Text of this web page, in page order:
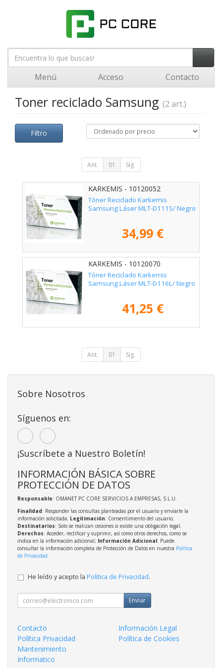
Menú Acceso Contacto
Toner reciclado Samsung (2 art.)
Filtro
Ant. 01 Sig.
KARKEMIS - 10120052
Tóner Reciclado Karkemis
Samsung Láser MLT-D111S/ Negro
34,99 €
KARKEMIS - 10120070
Tóner Reciclado Karkemis
Samsung Láser MLT-D116L/ Negro
41,25 €
Ant. 01 Sig.
Sobre Nosotros
Síguenos en:
¡Suscríbete a Nuestro Boletín!
INFORMACIÓN BÁSICA SOBRE
PROTECCIÓN DE DATOS
Responsable: OMANET PC CORE SERVICIOS A EMPRESAS, S.L.U.
Finalidad: Responder las consultas planteadas por el usuario y enviarle la
información solicitada; Legitimación: Consentimiento del usuario;
Destinatarios: Solo se realizan cesiones si existe una obligación legal;
Derechos: Acceder, rectificar y suprimir, así como otros derechos, como se
indica en la información adicional; Información Adicional: Puede
consultar la información completa de Protección de Datos en nuestra Política
de Privacidad.
He leído y acepto la Política de Privacidad.
Enviar
Contacto
Información Legal
Política Privacidad
Política de Cookies
Mantenimiento
Informatico